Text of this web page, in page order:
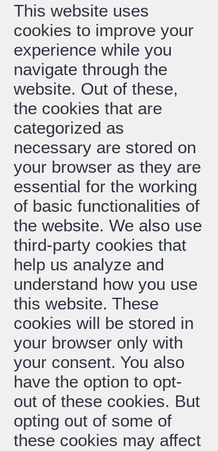
This website uses
cookies to improve your
experience while you
navigate through the
website. Out of these,
the cookies that are
categorized as
necessary are stored on
your browser as they are
essential for the working
of basic functionalities of
the website. We also use
third-party cookies that
help us analyze and
understand how you use
this website. These
cookies will be stored in
your browser only with
your consent. You also
have the option to opt-
out of these cookies. But
opting out of some of
these cookies may affect